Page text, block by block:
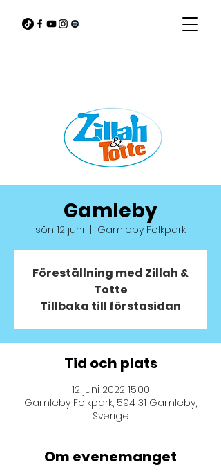
Gamleby
sön 12 juni Gamleby Folkpark
Föreställning med Zillah &
Totte
Tillbaka till förstasidan
Tid och plats
12 juni 2022 15:00
Gamleby Folkpark, 594 31 Gamleby,
Sverige
Om evenemanget